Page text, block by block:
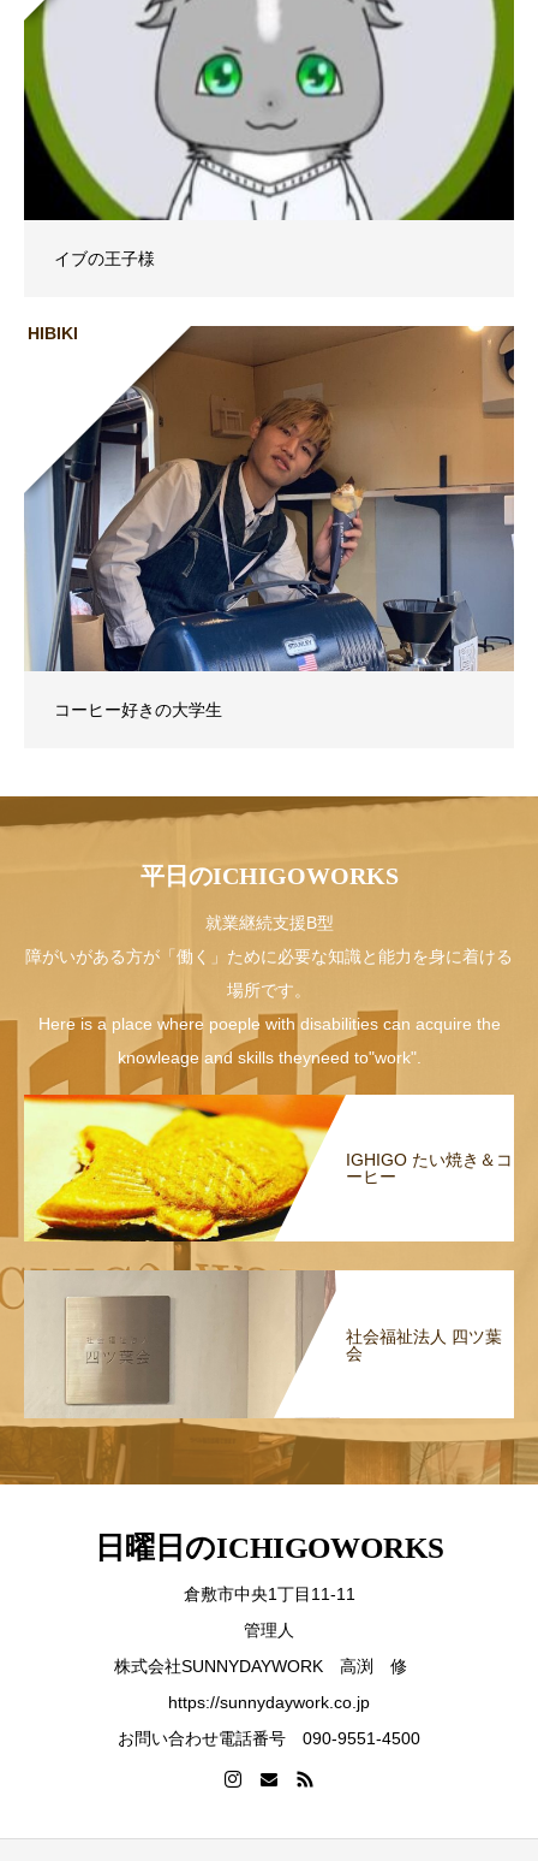
イブの王子様
HIBIKI
コーヒー好きの大学生
平日のICHIGOWORKS
就業継続支援B型
障がいがある方が「働く」ために必要な知識と能力を身に着ける
場所です。
Here is a place where poeple with disabilities can acquire the
knowleage and skills theyneed to"work".
IGHIGO たい焼き＆コ
ーヒー
社会福祉法人 四ツ葉
会
日曜日のICHIGOWORKS
倉敷市中央1丁目11-11
管理人
株式会社SUNNYDAYWORK 高渕 修
https://sunnydaywork.co.jp
お問い合わせ電話番号 090-9551-4500